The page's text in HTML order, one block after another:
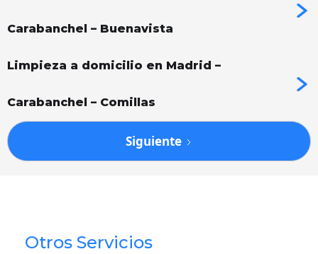
Carabanchel – Buenavista
Limpieza a domicilio en Madrid –
Carabanchel – Comillas
Siguiente
Otros Servicios